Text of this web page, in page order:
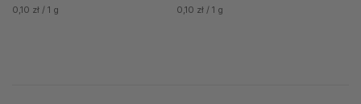
0,10 zł / 1 g 0,10 zł / 1 g